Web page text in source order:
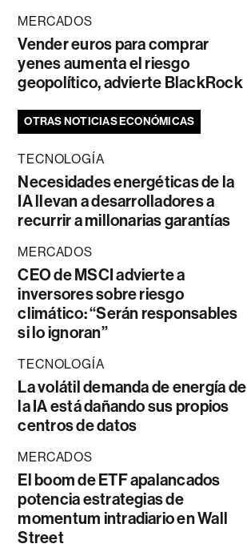
MERCADOS
Vender euros para comprar
yenes aumenta el riesgo
geopolítico, advierte BlackRock
OTRAS NOTICIAS ECONÓMICAS
TECNOLOGÍA
Necesidades energéticas de la
IA llevan a desarrolladores a
recurrir a millonarias garantías
MERCADOS
CEO de MSCI advierte a
inversores sobre riesgo
climático: “Serán responsables
si lo ignoran”
TECNOLOGÍA
La volátil demanda de energía de
la IA está dañando sus propios
centros de datos
MERCADOS
El boom de ETF apalancados
potencia estrategias de
momentum intradiario en Wall
Street